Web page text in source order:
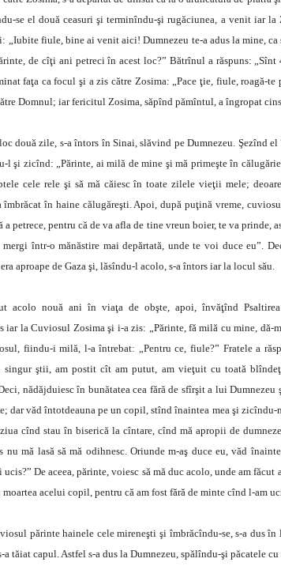
se el două ceasuri şi terminîndu-şi rugăciunea, a venit iar
„Iubite fiule, bine ai venit aici! Dumnezeu te-a adus la mine,
de cîţi ani petreci în acest loc?” Bătrînul a răspuns:
faţa ca focul şi a zis către Zosima: „Pace ţie, fiule, roagă-
Domnul; iar fericitul Zosima, săpînd pămîntul, a îngropat
două zile, s-a întors în Sinai, slăvind pe Dumnezeu. Şezînd
l şi zicînd: „Părinte, ai milă de mine şi mă primeşte în
cele rele şi să mă căiesc în toate zilele vieţii mele;
în haine călugăreşti. Apoi, după puţină vreme,
petrece, pentru că de va afla de tine vreun boier, te va prinde,
mergi într-o mănăstire mai depărtată, unde te voi duce eu”.
aproape de Gaza şi, lăsîndu-l acolo, s-a întors iar la locul său.
acolo nouă ani în viaţa de obşte, apoi, învăţînd
iar la Cuviosul Zosima şi i-a zis: „Părinte, fă milă cu mine, dă-
fiindu-i milă, l-a întrebat: „Pentru ce, fiule?” Fratele a
singur ştii, am postit cît am putut, am vieţuit cu toată
nădăjduiesc în bunătatea cea fără de sfîrşit a lui
dar văd întotdeauna pe un copil, stînd înaintea mea şi zicîndu-
cînd stau în biserică la cîntare, cînd mă apropii de
nu mă lasă să mă odihnesc. Oriunde m-aş duce eu, văd
ucis?” De aceea, părinte, voiesc să mă duc acolo, unde am făcut
acelui copil, pentru că am fost fără de minte cînd l-am
părinte hainele cele mireneşti şi îmbrăcîndu-se, s-a dus
tăiat capul. Astfel s-a dus la Dumnezeu, spălîndu-şi păcatele cu